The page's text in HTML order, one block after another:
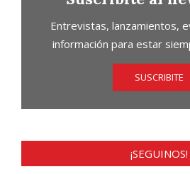
Entrevistas, lanzamientos,
información para estar
SUSCRIBITE
¡SEGUINOS!